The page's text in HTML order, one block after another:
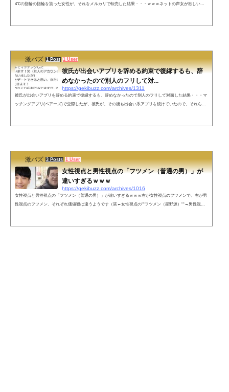
4℃の指輪の指輪を貰った女性が、それをメルカリで転売した結果・・・ｗｗｗネットの声女が欲しいア
激バズ 1 Post 1 User
彼氏が出会いアプリを辞める約束で復縁するも、辞
めなかったので別人のフリして対...
https://gekibuzz.com/archives/1311
彼氏が出会いアプリを辞める約束で復縁するも、辞めなかったので別人のフリして対面した結果・・・マ
ッチングアプリ(ペアーズ)で交際したが、彼氏が、その後も出会い系アプリを続けていたので、それらを
激バズ 3 Posts 1 User
女性視点と男性視点の「フツメン（普通の男）」が
違いすぎるｗｗｗ
https://gekibuzz.com/archives/1016
女性視点と男性視点の「フツメン（普通の男）」が違いすぎるｗｗｗ右が女性視点のフツメンで、右が男
性視点のフツメン、それぞれ価値観は違うようです（笑←女性視点の““フツメン（星野源）““→男性視点